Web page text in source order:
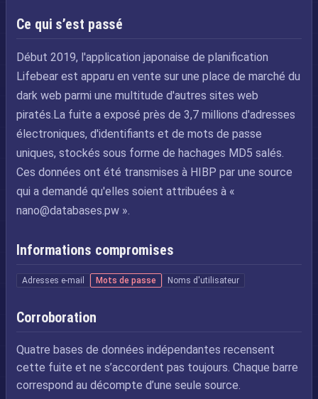
Ce qui s’est passé
Début 2019, l'application japonaise de planification
Lifebear est apparu en vente sur une place de marché du
dark web parmi une multitude d'autres sites web
piratés.La fuite a exposé près de 3,7 millions d'adresses
électroniques, d'identifiants et de mots de passe
uniques, stockés sous forme de hachages MD5 salés.
Ces données ont été transmises à HIBP par une source
qui a demandé qu'elles soient attribuées à «
nano@databases.pw ».
Informations compromises
Adresses e-mail Mots de passe Noms d'utilisateur
Corroboration
Quatre bases de données indépendantes recensent
cette fuite et ne s’accordent pas toujours. Chaque barre
correspond au décompte d’une seule source.